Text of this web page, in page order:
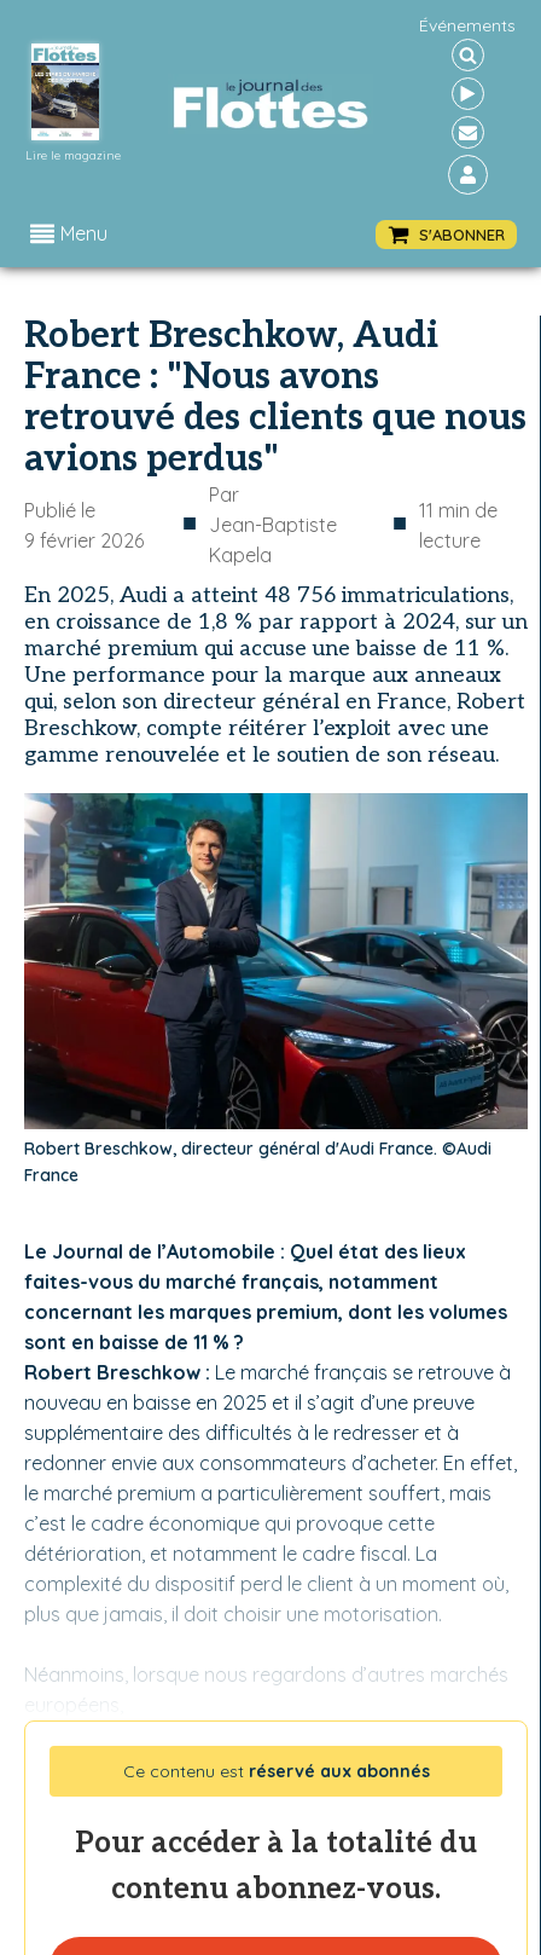
Lire le magazine
Événements
Menu S'ABONNER
Robert Breschkow, Audi
France : "Nous avons
retrouvé des clients que nous
avions perdus"
Publié le
9 février 2026
■
Par
Jean-Baptiste
Kapela
■ 11 min de
lecture
En 2025, Audi a atteint 48 756 immatriculations,
en croissance de 1,8 % par rapport à 2024, sur un
marché premium qui accuse une baisse de 11 %.
Une performance pour la marque aux anneaux
qui, selon son directeur général en France, Robert
Breschkow, compte réitérer l’exploit avec une
gamme renouvelée et le soutien de son réseau.
Robert Breschkow, directeur général d'Audi France. ©Audi
France
Le Journal de l’Automobile : Quel état des lieux
faites-vous du marché français, notamment
concernant les marques premium, dont les volumes
sont en baisse de 11 % ?
Robert Breschkow : Le marché français se retrouve à
nouveau en baisse en 2025 et il s’agit d’une preuve
supplémentaire des difficultés à le redresser et à
redonner envie aux consommateurs d’acheter. En effet,
le marché premium a particulièrement souffert, mais
c’est le cadre économique qui provoque cette
détérioration, et notamment le cadre fiscal. La
complexité du dispositif perd le client à un moment où,
plus que jamais, il doit choisir une motorisation.
Néanmoins, lorsque nous regardons d’autres marchés
Ce contenu est réservé aux abonnés
Pour accéder à la totalité du
contenu abonnez-vous.